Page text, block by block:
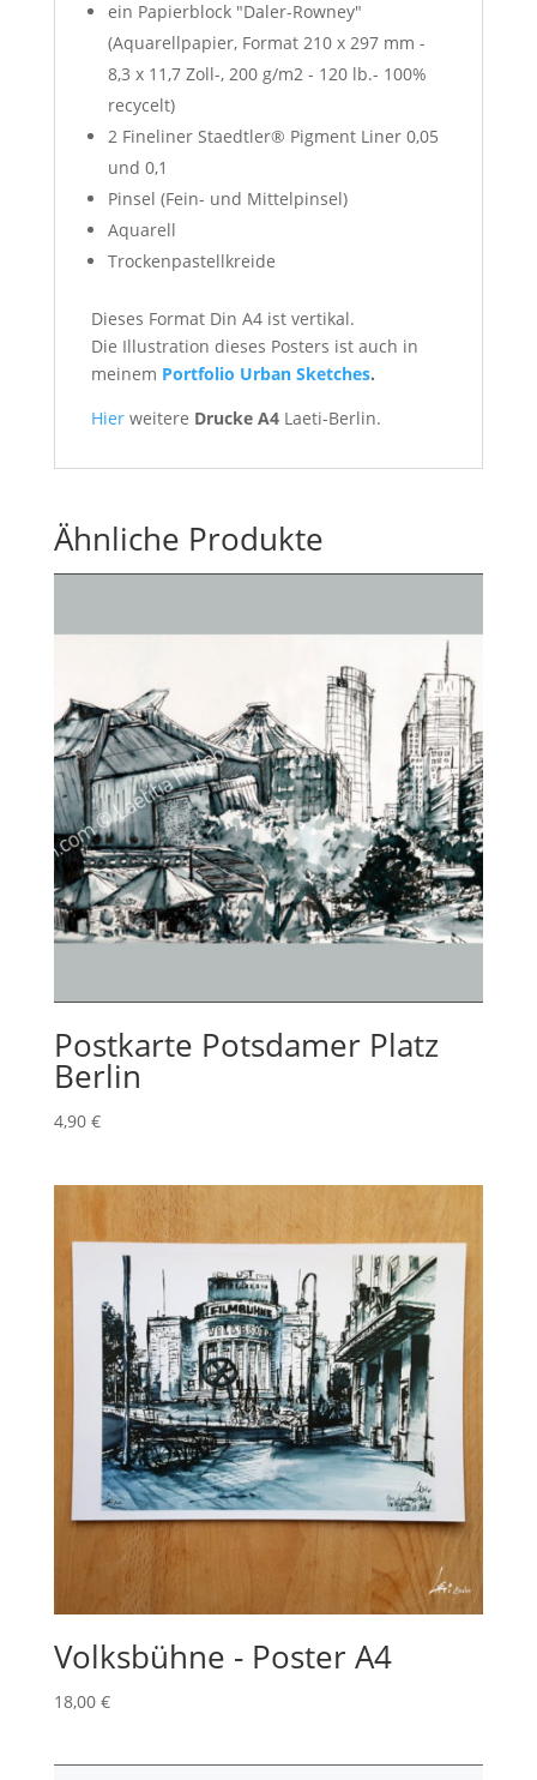
ein Papierblock "Daler-Rowney"
(Aquarellpapier, Format 210 x 297 mm -
8,3 x 11,7 Zoll-, 200 g/m2 - 120 lb.- 100%
recycelt)
2 Fineliner Staedtler® Pigment Liner 0,05
und 0,1
Pinsel (Fein- und Mittelpinsel)
Aquarell
Trockenpastellkreide
Dieses Format Din A4 ist vertikal.
Die Illustration dieses Posters ist auch in
meinem Portfolio Urban Sketches.
Hierweitere Drucke A4Laeti-Berlin.
Ähnliche Produkte
Postkarte Potsdamer Platz
Berlin
4,90 €
Volksbühne - Poster A4
18,00 €